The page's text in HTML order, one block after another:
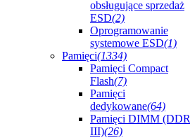
obsługujące sprzedaż
ESD(2)
Oprogramowanie
systemowe ESD(1)
Pamięci(1334)
Pamięci Compact
Flash(7)
Pamięci
dedykowane(64)
Pamięci DIMM (DDR
III)(26)